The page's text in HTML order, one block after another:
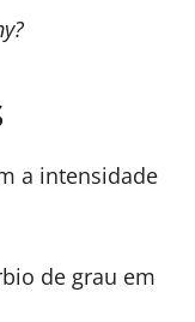
a intensidade
de grau em